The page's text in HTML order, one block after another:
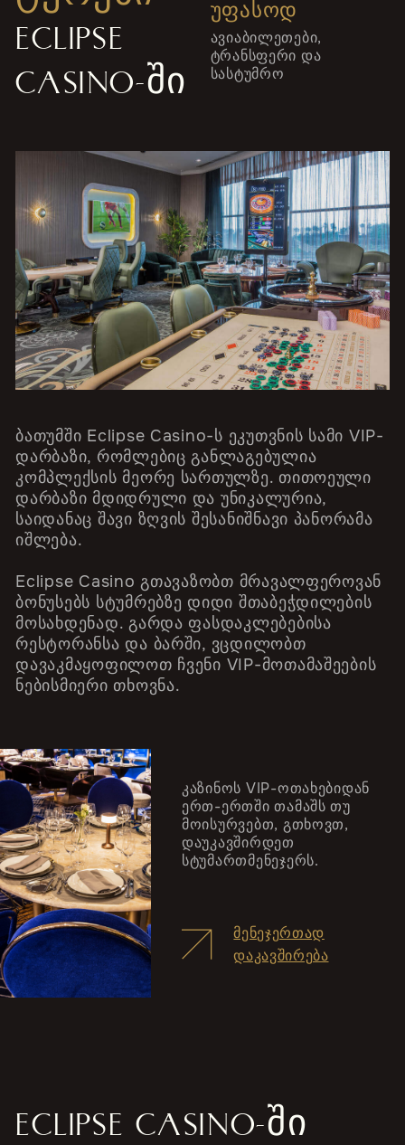
ECLIPSE
CASINO-ᲨᲘ
ᲣᲤᲐᲡᲝᲓ
ავიაბილეთები,
ტრანსფერი და
სასტუმრო
ბათუმში Eclipse Casino-ს ეკუთვნის სამი VIP-
დარბაზი, რომლებიც განლაგებულია
კომპლექსის მეორე სართულზე. თითოეული
დარბაზი მდიდრული და უნიკალურია,
საიდანაც შავი ზღვის შესანიშნავი პანორამა
იშლება.
Eclipse Casino გთავაზობთ მრავალფეროვან
ბონუსებს სტუმრებზე დიდი შთაბეჭდილების
მოსახდენად. გარდა ფასდაკლებებისა
რესტორანსა და ბარში, ვცდილობთ
დავაკმაყოფილოთ ჩვენი VIP-მოთამაშეების
ნებისმიერი თხოვნა.
კაზინოს VIP-ოთახებიდან
ერთ-ერთში თამაშს თუ
მოისურვებთ, გთხოვთ,
დაუკავშირდეთ
სტუმართმენეჯერს.
ᲛᲔᲜᲔᲯᲔᲠᲗᲐᲓ
ᲓᲐᲙᲐᲕᲨᲘᲠᲔᲑᲐ
ECLIPSE CASINO-ᲨᲘ